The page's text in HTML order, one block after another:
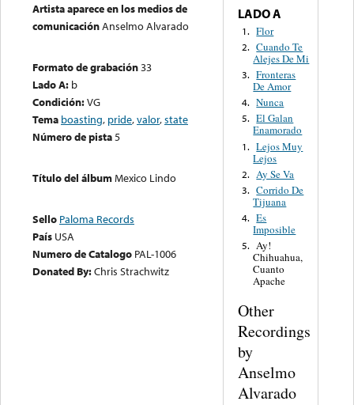
Artista aparece en los medios de
comunicaciónAnselmo Alvarado
Formato de grabación33
Lado A: b
Condición:VG
Tema boasting, pride,valor,state
Número de pista5
Título del álbumMexico Lindo
Sello Paloma Records
País USA
Numero de Catalogo PAL-1006
Donated By:Chris Strachwitz
LADO A
1. Flor
2. Cuando Te
Alejes De Mi
3. Fronteras
De Amor
4. Nunca
5. El Galan
Enamorado
1. Lejos Muy
Lejos
2. Ay Se Va
3. Corrido De
Tijuana
4. Es
Imposible
5. Ay!
Chihuahua,
Cuanto
Apache
Other
Recordings
by
Anselmo
Alvarado